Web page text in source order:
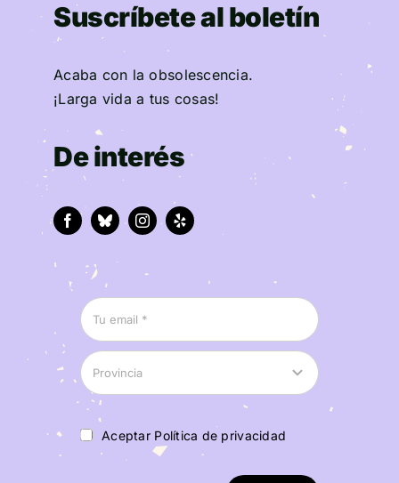
Suscríbete al boletín
Acaba con la obsolescencia.
¡Larga vida a tus cosas!
De interés
Aceptar Política de privacidad